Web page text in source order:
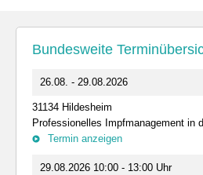
Bundesweite
26.08. - 29.08.2026
31134 Hildesheim
Professionelles Impfmanagement in
Termin anzeigen
29.08.2026 10:00 - 13:00 Uhr